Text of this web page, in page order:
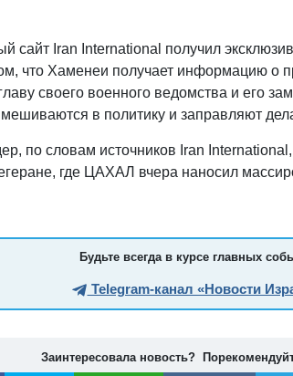
сайт Iran International получил
что Хаменеи получает информацию о
своего военного ведомства и его
в политику и заправляют
по словам источников Iran
где ЦАХАЛ вчера наносил
Будьте всегда в курсе главных
Telegram-канал «Новости
Заинтересовала новость?